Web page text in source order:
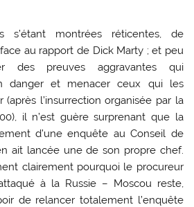
s’étant montrées réticentes, de
au rapport de Dick Marty ; et peu
des preuves aggravantes qui
danger et menacer ceux qui les
l’insurrection organisée par la
il n’est guère surprenant que la
d’une enquête au Conseil de
ait lancée une de son propre chef.
clairement pourquoi le procureur
attaqué à la Russie – Moscou reste,
de relancer totalement l’enquête